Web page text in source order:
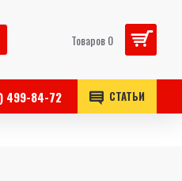
Товаров 0
499-84-72 СТАТЬИ